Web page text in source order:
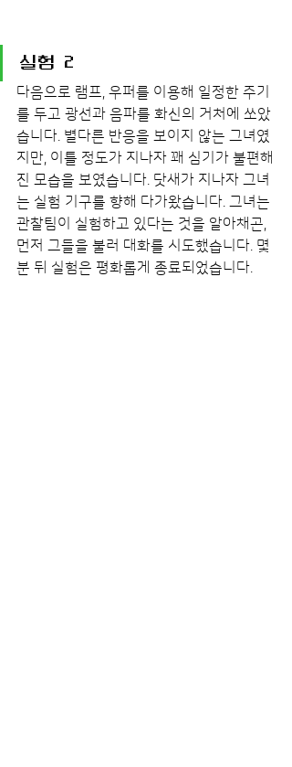
실험 2
다음으로 램프, 우퍼를 이용해 일정한 주기
를 두고 광선과 음파를 화신의 거처에 쏘았
습니다. 별다른 반응을 보이지 않는 그녀였
지만, 이틀 정도가 지나자 꽤 심기가 불편해
진 모습을 보였습니다. 닷새가 지나자 그녀
는 실험 기구를 향해 다가왔습니다. 그녀는
관찰팀이 실험하고 있다는 것을 알아채곤,
먼저 그들을 불러 대화를 시도했습니다. 몇
분 뒤 실험은 평화롭게 종료되었습니다.